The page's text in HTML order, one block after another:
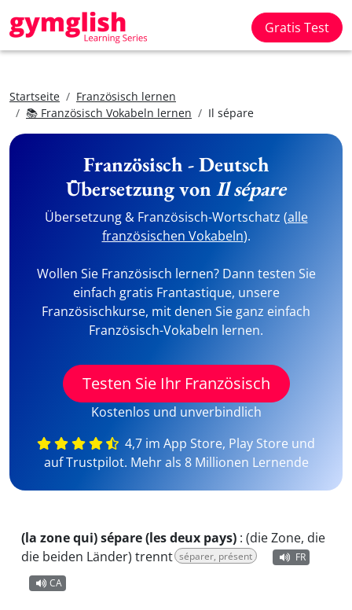
Gratis Test
Startseite
Französisch lernen
📚 Französisch Vokabeln lernen
Il sépare
Französisch - Deutsch
Übersetzung vonIl sépare
Übersetzung & Französisch-Wortschatz (alle
französischen Vokabeln).
Wollen Sie Französisch lernen? Dann testen Sie
einfach gratis Frantastique, unsere
Französischkurse, mit denen Sie ganz einfach
Französisch-Vokabeln lernen.
Testen Sie Ihr Französisch
Kostenlos und unverbindlich
4,7 im App Store, Play Store und
auf Trustpilot. Mehr als 8 Millionen Lernende
(la zone qui) sépare (les deux pays) : (die Zone, die
die beiden Länder) trennt séparer, présent
FR
CA